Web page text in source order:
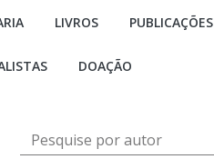
LIVROS PUBLICAÇÕES
DOAÇÃO
Pesquise por autor